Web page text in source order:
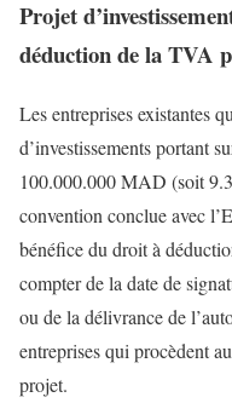
Projet
déduction de la TVA
Les entreprises existantes
d’investissements portant
100.000.000 MAD (soit
convention conclue avec
bénéfice du droit à
compter de la date de
ou de la délivrance de
entreprises qui procèdent
projet.